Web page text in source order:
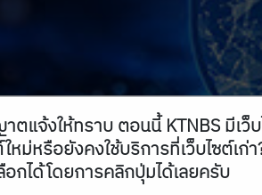
แจ้งให้ทราบ ตอนนี้ KTNBS มีเว็
หม่หรือยังคงใช้บริการที่เว็บไซต์เ
อกได้โดยการคลิกปุ่มได้เลยครับ